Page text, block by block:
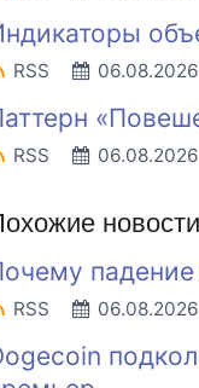
RSS 06.08.2026
RSS 06.08.2026
новости
падение
RSS 06.08.2026